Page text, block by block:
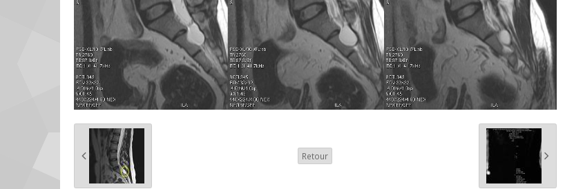
Retour